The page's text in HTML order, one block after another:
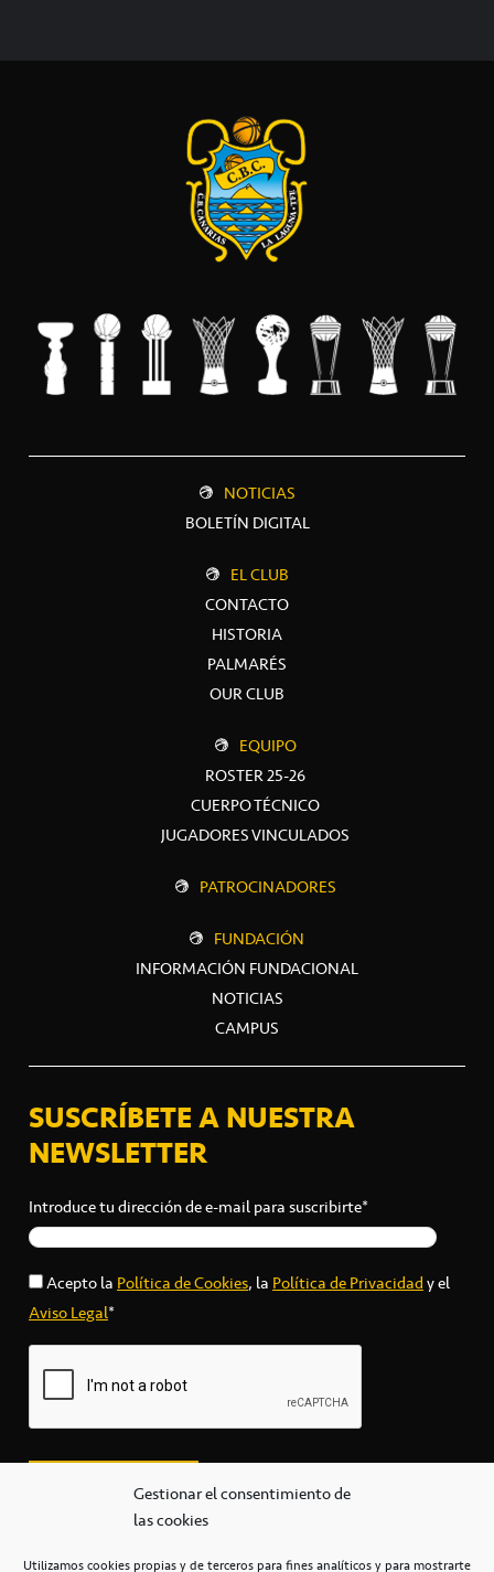
Gestionar el consentimiento de
las cookies
Utilizamos cookies propias y de terceros para fines analíticos y para mostrarte
NOTICIAS
BOLETÍN DIGITAL
EL CLUB
CONTACTO
HISTORIA
PALMARÉS
OUR CLUB
EQUIPO
ROSTER 25-26
CUERPO TÉCNICO
JUGADORES VINCULADOS
PATROCINADORES
FUNDACIÓN
INFORMACIÓN FUNDACIONAL
NOTICIAS
CAMPUS
SUSCRÍBETE A NUESTRA
NEWSLETTER
Introduce tu dirección de e-mail para suscribirte*
Acepto laPolítica de Cookies, laPolítica de Privacidady el
Aviso Legal*